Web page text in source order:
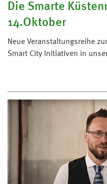
Die Smarte
14.Oktober
Neue Veranstaltungsreihe
Smart City Initiativen in